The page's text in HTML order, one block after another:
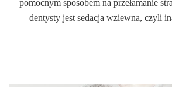
pomocnym sposobem na przełamanie
dentysty jest sedacja wziewna, czyli